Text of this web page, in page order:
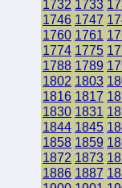
1732 1733
1746 1747
1760 1761
1774 1775
1788 1789
1802 1803
1816 1817
1830 1831
1844 1845
1858 1859
1872 1873
1886 1887